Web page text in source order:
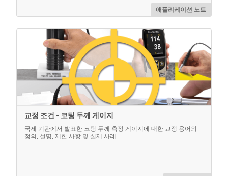
애플리케이션 노트
교정 조건 - 코팅 두께 게이지
국제 기관에서 발표한 코팅 두께 측정 게이지에 대한 교정 용어의
정의, 설명, 제한 사항 및 실제 사례